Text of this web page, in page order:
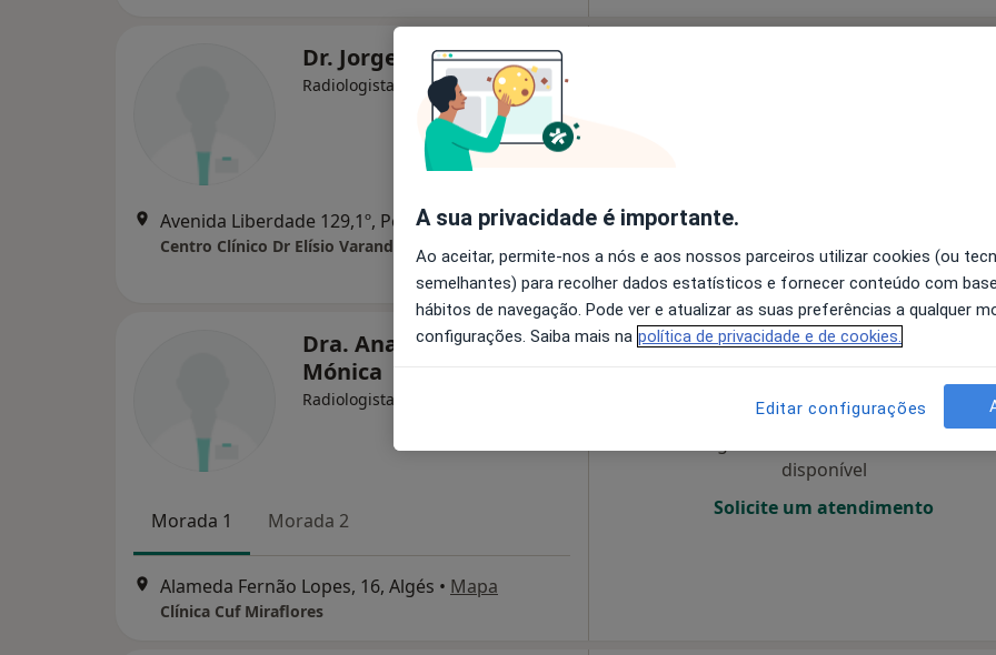
Dr. Jorge Rodrigues
Radiologista
Avenida Liberdade 129,1º, Pero Pinheiro•Mapa
Centro Clínico Dr Elísio Varandas
Solicite um atendimento
Dra. Ana Nassauer
Mónica
Radiologista
Morada 1 Morada 2
Alameda Fernão Lopes, 16, Algés • Mapa
Clínica Cuf Miraflores
Hoje Amanhã Segunda-feira
disponível
Solicite um atendimento
A sua privacidade é importante.
Ao aceitar, permite-nos a nós e aos nossos parceiros utilizar cookies (ou
semelhantes) para recolher dados estatísticos e fornecer conteúdo com
hábitos de navegação. Pode ver e atualizar as suas preferências a qualquer
configurações. Saiba mais na política de privacidade e de cookies.
Editar configurações